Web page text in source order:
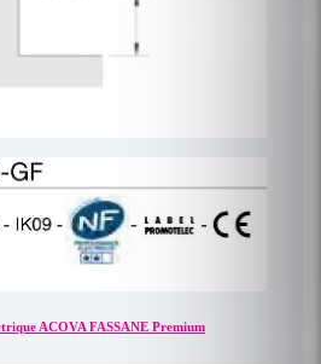
ACOVA FASSANE Premium